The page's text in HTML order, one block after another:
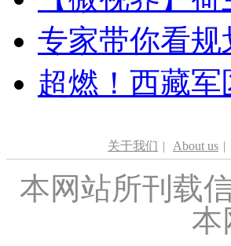
专家带你看
超燃！西藏
关于我们 | About us |
本网站所刊载
本